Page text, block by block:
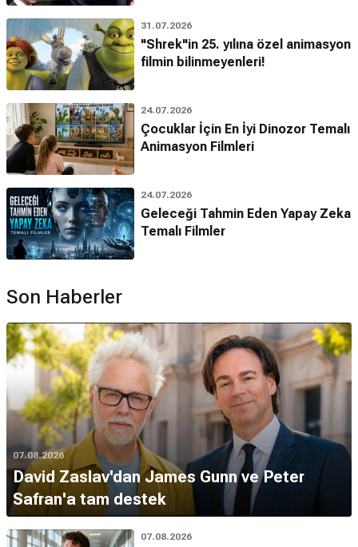
31.07.2026
"Shrek"in 25. yılına özel animasyon
filmin bilinmeyenleri!
24.07.2026
Çocuklar İçin En İyi Dinozor Temalı
Animasyon Filmleri
24.07.2026
Geleceği Tahmin Eden Yapay Zeka
Temalı Filmler
Son Haberler
07.08.2026
David Zaslav'dan James Gunn ve Peter
Safran'a tam destek
07.08.2026